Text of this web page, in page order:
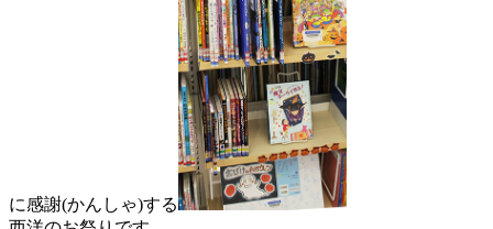
に感謝(かんしゃ)する